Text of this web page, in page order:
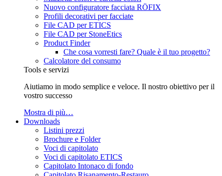
Nuovo configuratore facciata RÖFIX
Profili decorativi per facciate
File CAD per ETICS
File CAD per StoneEtics
Product Finder
Che cosa vorresti fare? Quale è il tuo progetto?
Calcolatore del consumo
Tools e servizi
Aiutiamo in modo semplice e veloce. Il nostro obiettivo per il
vostro successo
Mostra di più…
Downloads
Listini prezzi
Brochure e Folder
Voci di capitolato
Voci di capitolato ETICS
Capitolato Intonaco di fondo